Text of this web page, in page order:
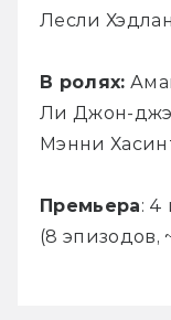
Лесли
В ролях:
Ли Джон-
Мэнни
Премьера: 4
(8 эпизодов,